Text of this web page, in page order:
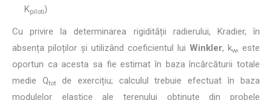
Kpiloti)
Cu privire la determinarea rigidității radierului, Kradier, în
absența piloților și utilizând coeficientul lui Winkler, kw, este
oportun ca acesta sa fie estimat în baza încărcăturii totale
medie Qtotde exercițiu; calculul trebuie efectuat în baza
modulelor elastice ale terenului obținute din probele